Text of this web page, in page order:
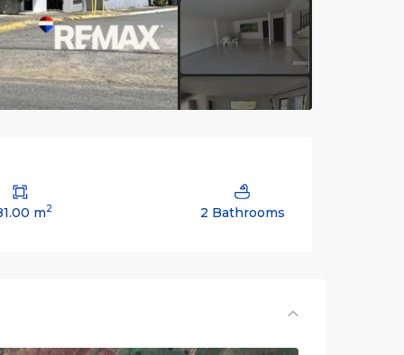
m2 2 Bathrooms